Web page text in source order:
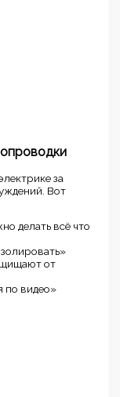
за
Вот
делать всё что
от
по видео»